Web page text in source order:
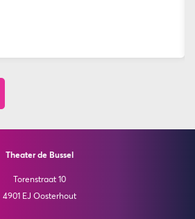
Theater de Bussel
Torenstraat 10
4901 EJ Oosterhout